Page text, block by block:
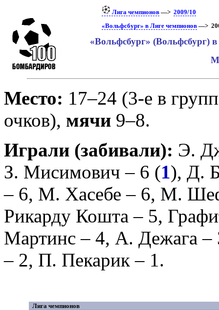
Лига чемпионов —>2009/10
«Вольфсбург» в Лиге чемпионов —>
«Вольфсбург» (Вольфсбург)
Место: 17–24 (3-е в
очков), мячи 9–8.
Играли (забивали): Э.
З. Мисимович – 6 (1), Д.
– 6, М. Хасебе – 6, М.
Рикарду Кошта – 5,
Мартинс – 4, А. Дежага –
– 2, П. Пекарик – 1.
Лига чемпионов